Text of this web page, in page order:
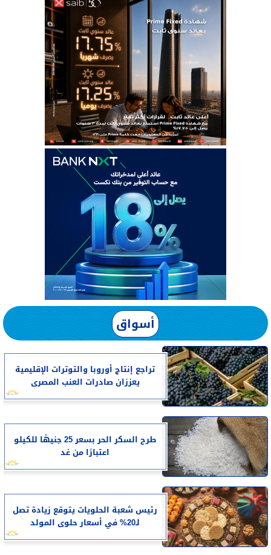
أسواق
تراجع إنتاج أوروبا والتوترات الإقليمية
يعززان صادرات العنب المصرى
طرح السكر الحر بسعر 25 جنيهًا للكيلو
اعتبارًا من غد
رئيس شعبة الحلويات يتوقع زيادة تصل
لـ20% في أسعار حلوى المولد